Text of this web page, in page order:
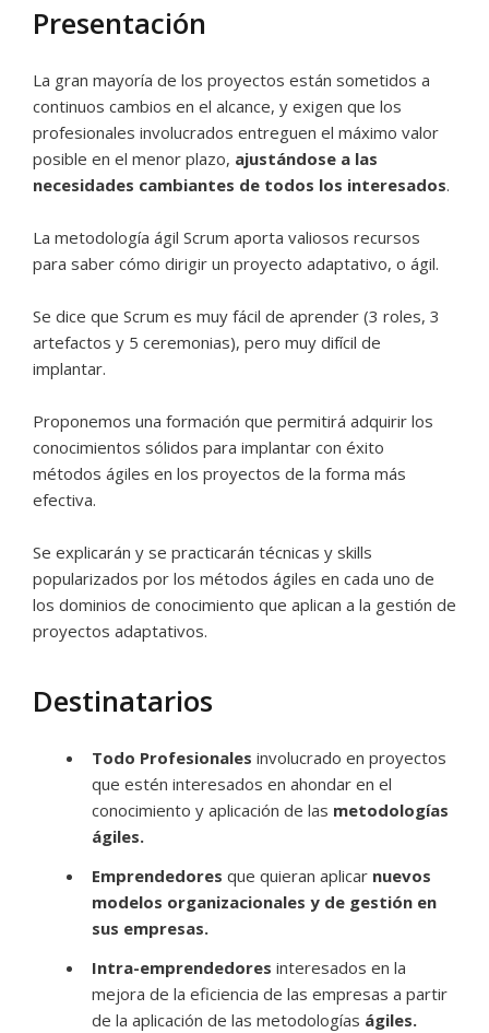
Presentación
La gran mayoría de los proyectos están sometidos a
continuos cambios en el alcance, y exigen que los
profesionales involucrados entreguen el máximo valor
posible en el menor plazo, ajustándose a las
necesidades cambiantes de todos los interesados.
La metodología ágil Scrum aporta valiosos recursos
para saber cómo dirigir un proyecto adaptativo, o ágil.
Se dice que Scrum es muy fácil de aprender (3 roles, 3
artefactos y 5 ceremonias), pero muy difícil de
implantar.
Proponemos una formación que permitirá adquirir los
conocimientos sólidos para implantar con éxito
métodos ágiles en los proyectos de la forma más
efectiva.
Se explicarán y se practicarán técnicas y skills
popularizados por los métodos ágiles en cada uno de
los dominios de conocimiento que aplican a la gestión de
proyectos adaptativos.
Destinatarios
Todo Profesionales involucrado en proyectos
que estén interesados en ahondar en el
conocimiento y aplicación de las metodologías
ágiles.
Emprendedores que quieran aplicar nuevos
modelos organizacionales y de gestión en
sus empresas.
Intra-emprendedores interesados en la
mejora de la eficiencia de las empresas a partir
de la aplicación de las metodologías ágiles.